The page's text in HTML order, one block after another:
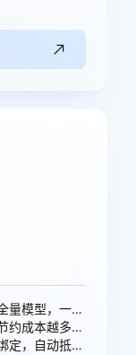
可抵扣由阿里云百炼提供的全量模型，一次购买即可跨模型通享。
承诺消费越高、周期越长，节约成本越多，直省250元。
随时生效，无需手动激活或绑定，自动抵扣。